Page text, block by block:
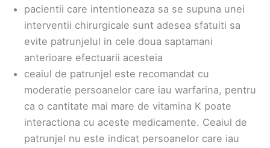
pacientii care intentioneaza sa se supuna unei
interventii chirurgicale sunt adesea sfatuiti sa
evite patrunjelul in cele doua saptamani
anterioare efectuarii acesteia
ceaiul de patrunjel este recomandat cu
moderatie persoanelor care iau warfarina, pentru
ca o cantitate mai mare de vitamina K poate
interactiona cu aceste medicamente. Ceaiul de
patrunjel nu este indicat persoanelor care iau